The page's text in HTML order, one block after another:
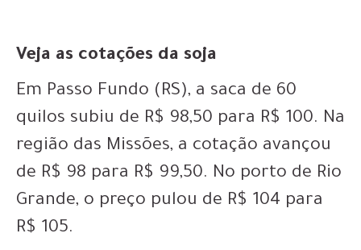
Veja as cotações da soja
Em Passo Fundo (RS), a saca de 60
quilos subiu de R$ 98,50 para R$ 100. Na
região das Missões, a cotação avançou
de R$ 98 para R$ 99,50. No porto de Rio
Grande, o preço pulou de R$ 104 para
R$ 105.